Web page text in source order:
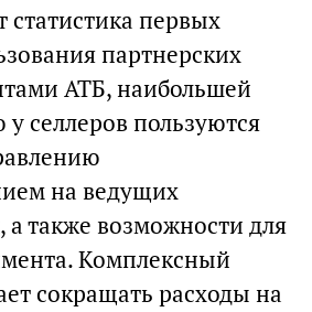
статистика первых
партнерских
АТБ, наибольшей
селлеров пользуются
на ведущих
а также возможности для
Комплексный
сокращать расходы на